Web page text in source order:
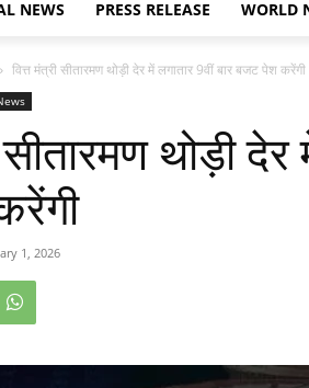
NEWS PRESS RELEASE WORLD
वित्त मंत्री सीतारमण थोड़ी देर में लगातार 9वीं बार बजट पेश करेंगी
सीतारमण थोड़ी देर
1, 2026